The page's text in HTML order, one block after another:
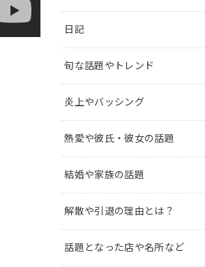
日記
旬な話題やトレンド
炎上やバッシング
熱愛や彼氏・彼女の話題
結婚や家族の話題
解散や引退の理由とは？
話題となった店や名所など